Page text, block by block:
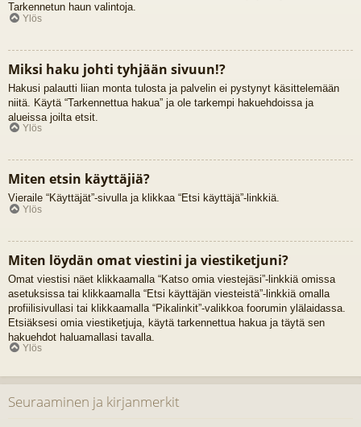
Tarkennetun haun valintoja.
Ylös
Miksi haku johti tyhjään sivuun!?
Hakusi palautti liian monta tulosta ja palvelin ei pystynyt käsittelemään
niitä. Käytä “Tarkennettua hakua” ja ole tarkempi hakuehdoissa ja
alueissa joilta etsit.
Ylös
Miten etsin käyttäjiä?
Vieraile “Käyttäjät”-sivulla ja klikkaa “Etsi käyttäjä”-linkkiä.
Ylös
Miten löydän omat viestini ja viestiketjuni?
Omat viestisi näet klikkaamalla “Katso omia viestejäsi”-linkkiä omissa
asetuksissa tai klikkaamalla “Etsi käyttäjän viesteistä”-linkkiä omalla
profiilisivullasi tai klikkaamalla “Pikalinkit”-valikkoa foorumin ylälaidassa.
Etsiäksesi omia viestiketjuja, käytä tarkennettua hakua ja täytä sen
hakuehdot haluamallasi tavalla.
Ylös
Seuraaminen ja kirjanmerkit